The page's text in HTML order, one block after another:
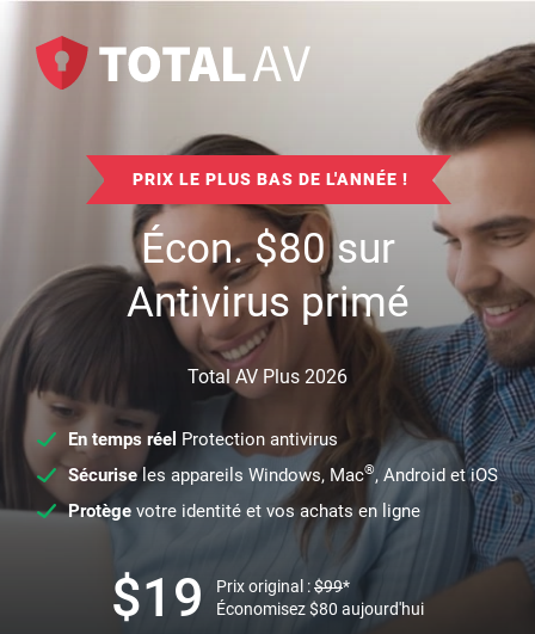
PRIX LE PLUS BAS DE L'ANNÉE !
Écon.$80sur
Antivirus primé
Total AV Plus 2026
En temps réel Protection antivirus
Sécuriseles appareils Windows, Mac®, Android et iOS
Protège votre identité et vos achats en ligne
$19 Prix original :$99*
Économisez$80 aujourd'hui